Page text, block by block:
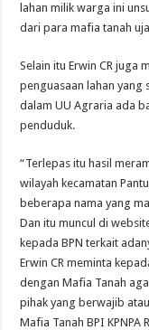
lahan milik warga ini
dari para mafia tanah
Selain itu Erwin CR juga
penguasaan lahan yang
dalam UU Agraria ada
penduduk.
“Terlepas itu hasil
wilayah kecamatan
beberapa nama yang
Dan itu muncul di
kepada BPN terkait
Erwin CR meminta
dengan Mafia Tanah
pihak yang berwajib
Mafia Tanah BPI